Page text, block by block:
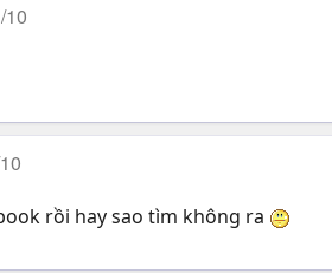
10
rồi hay sao tìm không ra